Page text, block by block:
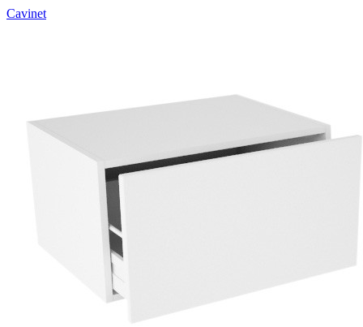
Cavinet